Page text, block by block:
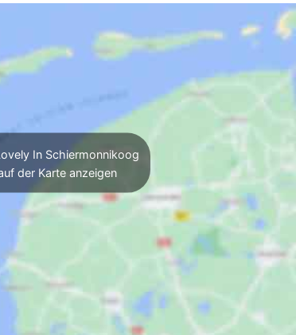
In Schiermonnikoog
der Karte anzeigen